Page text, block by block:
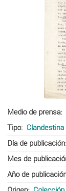
Medio de prensa
Tipo
Clandestina
Día de publicación
Mes de
Año de